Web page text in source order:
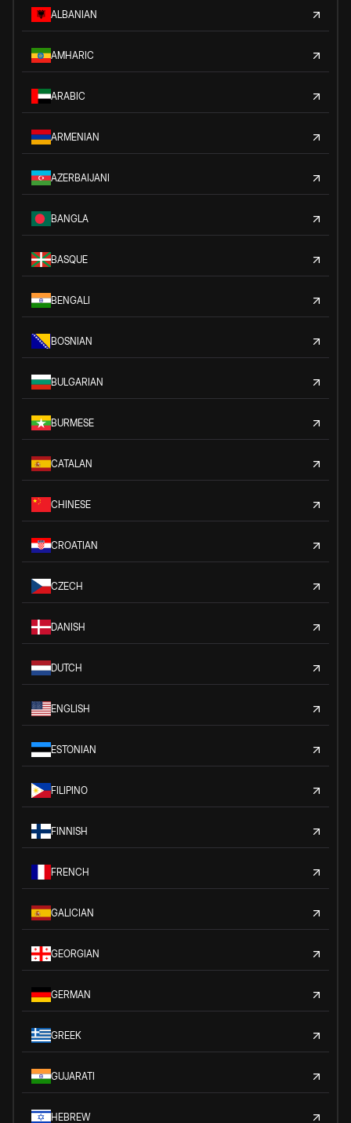
ALBANIAN
AMHARIC
ARABIC
ARMENIAN
AZERBAIJANI
BANGLA
BASQUE
BENGALI
BOSNIAN
BULGARIAN
BURMESE
CATALAN
CHINESE
CROATIAN
CZECH
DANISH
DUTCH
ENGLISH
ESTONIAN
FILIPINO
FINNISH
FRENCH
GALICIAN
GEORGIAN
GERMAN
GREEK
GUJARATI
HEBREW